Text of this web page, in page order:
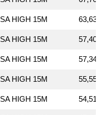
SA HIGH 15M 63,630
SA HIGH 15M 57,408
SA HIGH 15M 57,348
SA HIGH 15M 55,552
SA HIGH 15M 54,513